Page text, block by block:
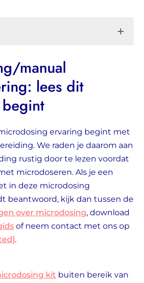
manual
lees dit
ervaring begint met
We raden je daarom aan
rustig door te lezen voordat
microdoseren. Als je een
in deze microdosing
beantwoord, kijk dan tussen de
over microdosing, download
of neem contact met ons op
.
kit buiten bereik van